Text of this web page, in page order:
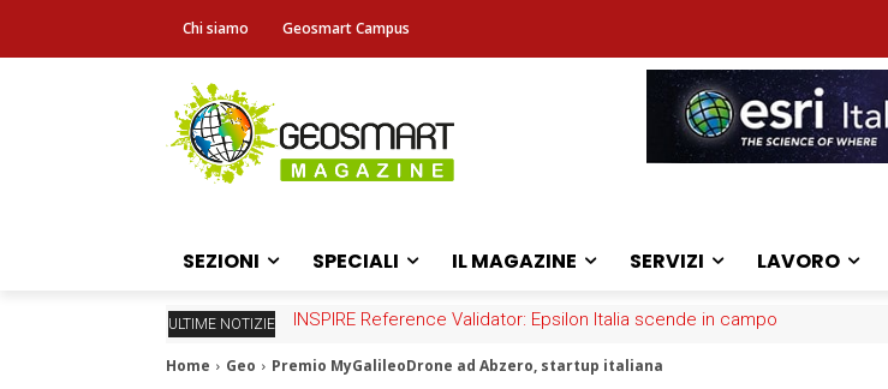
Chi siamo Geosmart Campus
SEZIONI SPECIALI IL MAGAZINE SERVIZI LAVORO
ULTIME NOTIZIE Fascicolo sanitario elettronico: la sfida dei medici
INSPIRE Reference Validator: Epsilon Italia scende in campo
Home Geo Premio MyGalileoDrone ad Abzero, startup italiana